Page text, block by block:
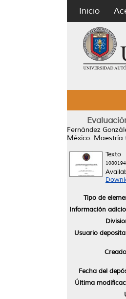
Inicio
Fernández
México. Maestría
Texto
Tipo de
Información
Usuario
Fecha del
Última